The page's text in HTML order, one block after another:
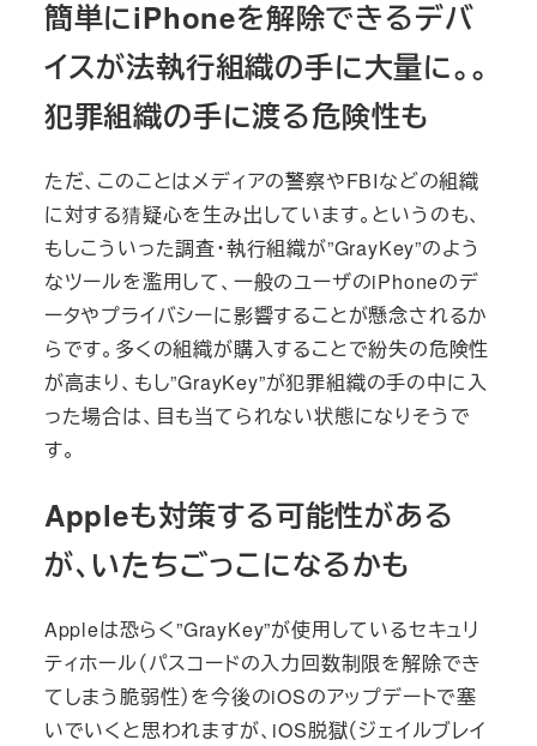
簡単にiPhoneを解除できるデバ
イスが法執行組織の手に大量に。。
犯罪組織の手に渡る危険性も
ただ、このことはメディアの警察やFBIなどの組織
に対する猜疑心を生み出しています。というのも、
もしこういった調査・執行組織が”GrayKey”のよう
なツールを濫用して、一般のユーザのiPhoneのデ
ータやプライバシーに影響することが懸念されるか
らです。多くの組織が購入することで紛失の危険性
が高まり、もし”GrayKey”が犯罪組織の手の中に入
った場合は、目も当てられない状態になりそうで
す。
Appleも対策する可能性がある
が、いたちごっこになるかも
Appleは恐らく”GrayKey”が使用しているセキュリ
ティホール（パスコードの入力回数制限を解除でき
てしまう脆弱性）を今後のiOSのアップデートで塞
いでいくと思われますが、iOS脱獄（ジェイルブレイ